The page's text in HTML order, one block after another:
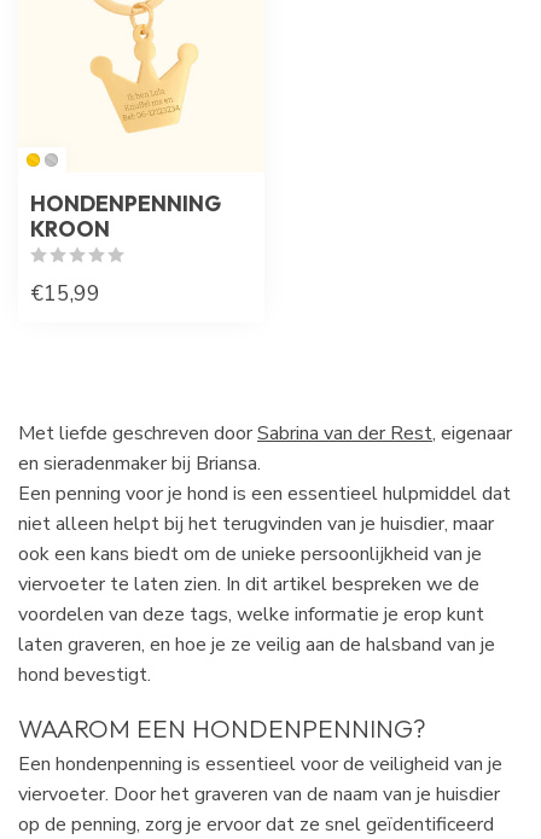
HONDENPENNING
KROON
€15,99
Met liefde geschreven doorSabrina van der Rest, eigenaar
en sieradenmaker bij Briansa.
Een penning voor je hond is een essentieel hulpmiddel dat
niet alleen helpt bij het terugvinden van je huisdier, maar
ook een kans biedt om de unieke persoonlijkheid van je
viervoeter te laten zien. In dit artikel bespreken we de
voordelen van deze tags, welke informatie je erop kunt
laten graveren, en hoe je ze veilig aan de halsband van je
hond bevestigt.
WAAROM EEN HONDENPENNING?
Een hondenpenning is essentieel voor de veiligheid van je
viervoeter. Door het graveren van de naam van je huisdier
op de penning, zorg je ervoor dat ze snel geïdentificeerd